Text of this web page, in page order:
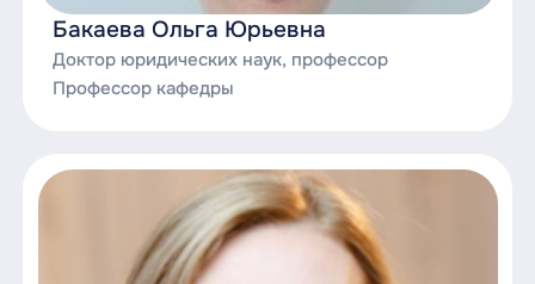
Исполнительное производство;
Исполнительное производство в
Российской Федерации;
Коммерческое право;
Корпоративное право;
Бакаева Ольга Юрьевна
Доктор юридических наук, профессор
Профессор кафедры